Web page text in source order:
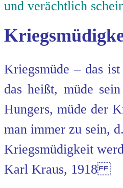
und verächtlich
Kriegsmüde – das
das heißt, müde
Hungers, müde der
man immer zu sein,
Kriegsmüdigkeit
Karl Kraus, 1918